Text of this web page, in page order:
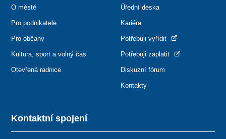
Kontaktní spojení
O městě
Pro podnikatele
Pro občany
Kultura, sport a volný čas
Otevřená radnice
Úřední deska
Kariéra
Potřebuji vyřídit
Potřebuji zaplatit
Diskuzní fórum
Kontakty